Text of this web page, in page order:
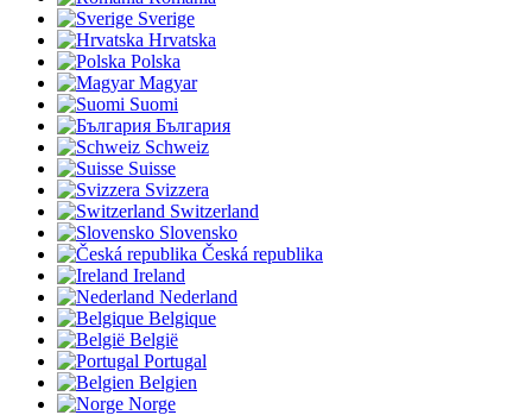
Sverige
Hrvatska
Polska
Magyar
Suomi
България
Schweiz
Suisse
Svizzera
Switzerland
Slovensko
Česká republika
Ireland
Nederland
Belgique
België
Portugal
Belgien
Norge